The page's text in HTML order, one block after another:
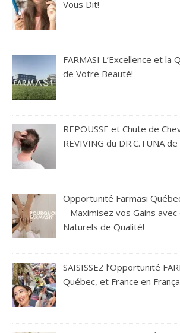
Vous Dit!
FARMASI L’Excellence et la
de Votre Beauté!
REPOUSSE et Chute de
REVIVING du DR.C.TUNA de
Opportunité Farmasi
– Maximisez vos Gains
Naturels de Qualité!
SAISISSEZ l’Opportunité
Québec, et France en